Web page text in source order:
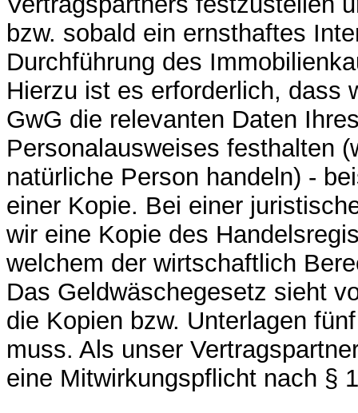
bzw. sobald ein ernsthaftes
Durchführung des
Hierzu ist es erforderlich, dass
GwG die relevanten Daten
Personalausweises festhalten
natürliche Person handeln) -
einer Kopie. Bei einer
wir eine Kopie des
welchem der wirtschaftlich
Das Geldwäschegesetz sieht
die Kopien bzw. Unterlagen
muss. Als unser
eine Mitwirkungspflicht nach §